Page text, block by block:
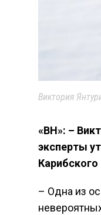
Виктория
«ВН»: –
эксперты
– Одна из